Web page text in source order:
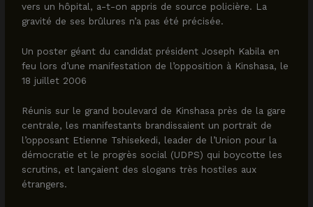
vers un hôpital, a-t-on appris de source policière. La
gravité de ses brûlures n’a pas été précisée.
Un poster géant du candidat président Joseph Kabila en
feu lors d’une manifestation de l’opposition à Kinshasa, le
18 juillet 2006
Réunis sur le grand boulevard de Kinshasa près de la gare
centrale, les manifestants brandissaient un portrait de
l’opposant Etienne Tshisekedi, leader de l’Union pour la
démocratie et le progrès social (UDPS) qui boycotte les
scrutins, et lançaient des slogans très hostiles aux
étrangers.